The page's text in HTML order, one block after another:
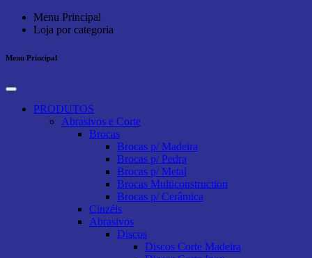
Menu Principal
Loja por categoria
Menu Principal
PRODUTOS
Abrasivos e Corte
Brocas
Brocas p/ Madeira
Brocas p/ Pedra
Brocas p/ Metal
Brocas Multiconstruction
Brocas p/ Cerâmica
Cinzéis
Abrasivos
Discos
Discos Corte Madeira